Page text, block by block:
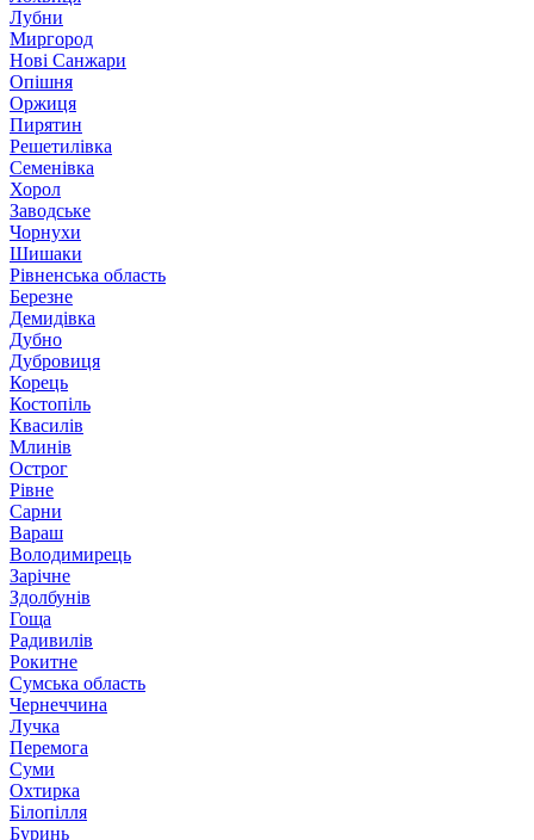
Лубни
Миргород
Нові Санжари
Опішня
Оржиця
Пирятин
Решетилівка
Семенівка
Хорол
Заводське
Чорнухи
Шишаки
Рівненська область
Березне
Демидівка
Дубно
Дубровиця
Корець
Костопіль
Квасилів
Млинів
Острог
Рівне
Сарни
Вараш
Володимирець
Зарічне
Здолбунів
Гоща
Радивилів
Рокитне
Сумська область
Чернеччина
Лучка
Перемога
Суми
Охтирка
Білопілля
Буринь